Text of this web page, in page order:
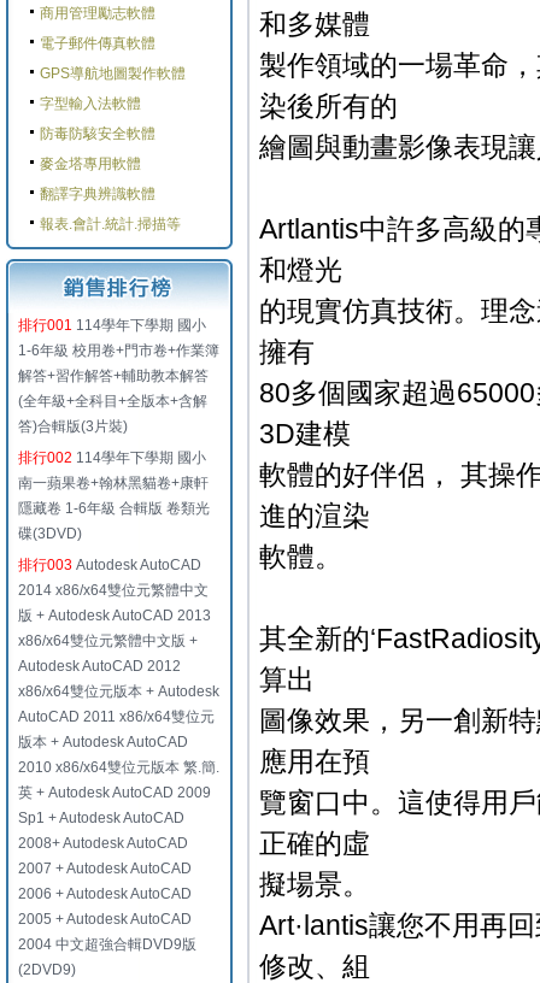
商用管理勵志軟體
電子郵件傳真軟體
GPS導航地圖製作軟體
字型輸入法軟體
防毒防駭安全軟體
麥金塔專用軟體
翻譯字典辨識軟體
報表.會計.統計.掃描等
排行001 114學年下學期 國小
1-6年級 校用卷+門市卷+作業簿
解答+習作解答+輔助教本解答
(全年級+全科目+全版本+含解
答)合輯版(3片裝)
排行002 114學年下學期 國小
南一蘋果卷+翰林黑貓卷+康軒
隱藏卷 1-6年級 合輯版 卷類光
碟(3DVD)
排行003 Autodesk AutoCAD
2014 x86/x64雙位元繁體中文
版 + Autodesk AutoCAD 2013
x86/x64雙位元繁體中文版 +
Autodesk AutoCAD 2012
x86/x64雙位元版本 + Autodesk
AutoCAD 2011 x86/x64雙位元
版本 + Autodesk AutoCAD
2010 x86/x64雙位元版本 繁.簡.
英 + Autodesk AutoCAD 2009
Sp1 + Autodesk AutoCAD
2008+ Autodesk AutoCAD
2007 + Autodesk AutoCAD
2006 + Autodesk AutoCAD
2005 + Autodesk AutoCAD
2004 中文超強合輯DVD9版
(2DVD9)
和多媒體
製作領域的一場革命
染後所有的
繪圖與動畫影像表現
Artlantis中許多高級的
和燈光
的現實仿真技術。理
擁有
80多個國家超過
3D建模
軟體的好伴侶， 其操
進的渲染
軟體。
其全新的
算出
圖像效果，另一創新
應用在預
覽窗口中。這使得用
正確的虛
擬場景。
Art·lantis讓您不用再
修改、組